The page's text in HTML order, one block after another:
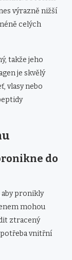
výrazně nižší
celých
takže jeho
je skvělý
vlasy nebo
do
aby pronikly
mohou
ztracený
potřeba vnitřní